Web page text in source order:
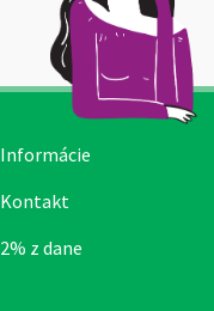
Informácie
Kontakt
2% z dane